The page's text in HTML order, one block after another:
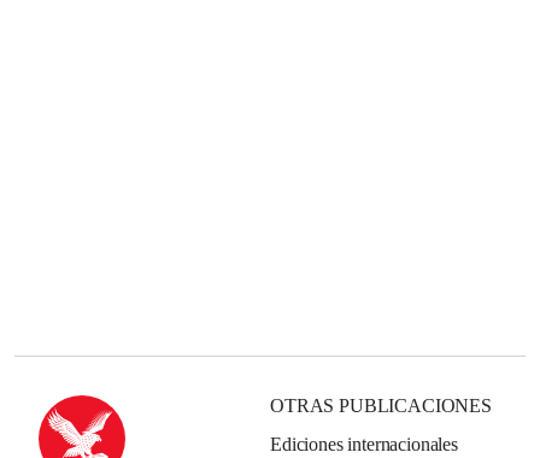
OTRAS PUBLICACIONES
Ediciones internacionales